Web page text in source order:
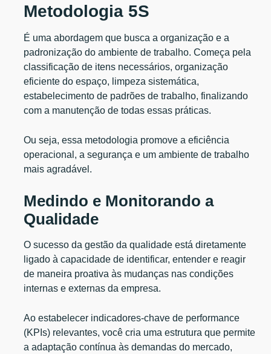
Metodologia 5S
É uma abordagem que busca a organização e a
padronização do ambiente de trabalho. Começa pela
classificação de itens necessários, organização
eficiente do espaço, limpeza sistemática,
estabelecimento de padrões de trabalho, finalizando
com a manutenção de todas essas práticas.
Ou seja, essa metodologia promove a eficiência
operacional, a segurança e um ambiente de trabalho
mais agradável.
Medindo e Monitorando a
Qualidade
O sucesso da gestão da qualidade está diretamente
ligado à capacidade de identificar, entender e reagir
de maneira proativa às mudanças nas condições
internas e externas da empresa.
Ao estabelecer indicadores-chave de performance
(KPIs) relevantes, você cria uma estrutura que permite
a adaptação contínua às demandas do mercado,